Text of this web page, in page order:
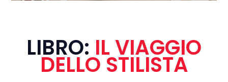
LIBRO: IL VIAGGIO
DELLO STILISTA